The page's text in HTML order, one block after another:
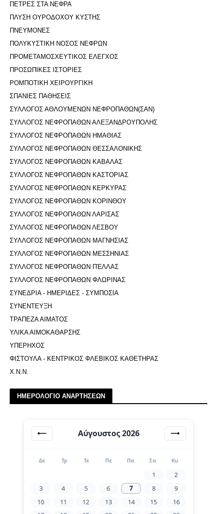
ΠΕΤΡΕΣ ΣΤΑ ΝΕΦΡΑ
ΠΛΥΣΗ ΟΥΡΟΔΟΧΟΥ ΚΥΣΤΗΣ
ΠΝΕΥΜΟΝΕΣ
ΠΟΛΥΚΥΣΤΙΚΗ ΝΟΣΟΣ ΝΕΦΡΩΝ
ΠΡΟΜΕΤΑΜΟΣΧΕΥΤΙΚΟΣ ΕΛΕΓΧΟΣ
ΠΡΟΣΩΠΙΚΕΣ ΙΣΤΟΡΙΕΣ
ΡΟΜΠΟΤΙΚΗ ΧΕΙΡΟΥΡΓΙΚΗ
ΣΠΑΝΙΕΣ ΠΑΘΗΣΕΙΣ
ΣΥΛΛΟΓΟΣ ΑΘΛΟΥΜΕΝΩΝ ΝΕΦΡΟΠΑΘΩΝ(ΣΑΝ)
ΣΥΛΛΟΓΟΣ ΝΕΦΡΟΠΑΘΩΝ ΑΛΕΞΑΝΔΡΟΥΠΟΛΗΣ
ΣΥΛΛΟΓΟΣ ΝΕΦΡΟΠΑΘΩΝ ΗΜΑΘΙΑΣ
ΣΥΛΛΟΓΟΣ ΝΕΦΡΟΠΑΘΩΝ ΘΕΣΣΑΛΟΝΙΚΗΣ
ΣΥΛΛΟΓΟΣ ΝΕΦΡΟΠΑΘΩΝ ΚΑΒΑΛΑΣ
ΣΥΛΛΟΓΟΣ ΝΕΦΡΟΠΑΘΩΝ ΚΑΣΤΟΡΙΑΣ
ΣΥΛΛΟΓΟΣ ΝΕΦΡΟΠΑΘΩΝ ΚΕΡΚΥΡΑΣ
ΣΥΛΛΟΓΟΣ ΝΕΦΡΟΠΑΘΩΝ ΚΟΡΙΝΘΟΥ
ΣΥΛΛΟΓΟΣ ΝΕΦΡΟΠΑΘΩΝ ΛΑΡΙΣΑΣ
ΣΥΛΛΟΓΟΣ ΝΕΦΡΟΠΑΘΩΝ ΛΕΣΒΟΥ
ΣΥΛΛΟΓΟΣ ΝΕΦΡΟΠΑΘΩΝ ΜΑΓΝΗΣΙΑΣ
ΣΥΛΛΟΓΟΣ ΝΕΦΡΟΠΑΘΩΝ ΜΕΣΣΗΝΙΑΣ
ΣΥΛΛΟΓΟΣ ΝΕΦΡΟΠΑΘΩΝ ΠΈΛΛΑΣ
ΣΥΛΛΟΓΟΣ ΝΕΦΡΟΠΑΘΩΝ ΦΛΩΡΙΝΑΣ
ΣΥΝΕΔΡΙΑ - ΗΜΕΡΙΔΕΣ - ΣΥΜΠΟΣΙΑ
ΣΥΝΕΝΤΕΥΞΗ
ΤΡΑΠΕΖΑ ΑΙΜΑΤΟΣ
ΥΛΙΚΑ ΑΙΜΟΚΑΘΑΡΣΗΣ
ΥΠΕΡΗΧΟΣ
ΦΙΣΤΟΥΛΑ - ΚΕΝΤΡΙΚΟΣ ΦΛΕΒΙΚΟΣ ΚΑΘΕΤΗΡΑΣ
Χ.Ν.Ν.
ΗΜΕΡΟΛΟΓΙΟ ΑΝΑΡΤΗΣΕΩΝ
⟵ Αύγουστος 2026 ⟶
Δε Τρ Τε Πε Πα Σα Κυ
1
2
3
4 5 6 7 8
9
10
11 12 13 14 15
16